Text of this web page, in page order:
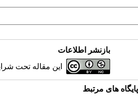
بازنشر اطلاعات
این مقاله تحت
پایگاه های مرتبط